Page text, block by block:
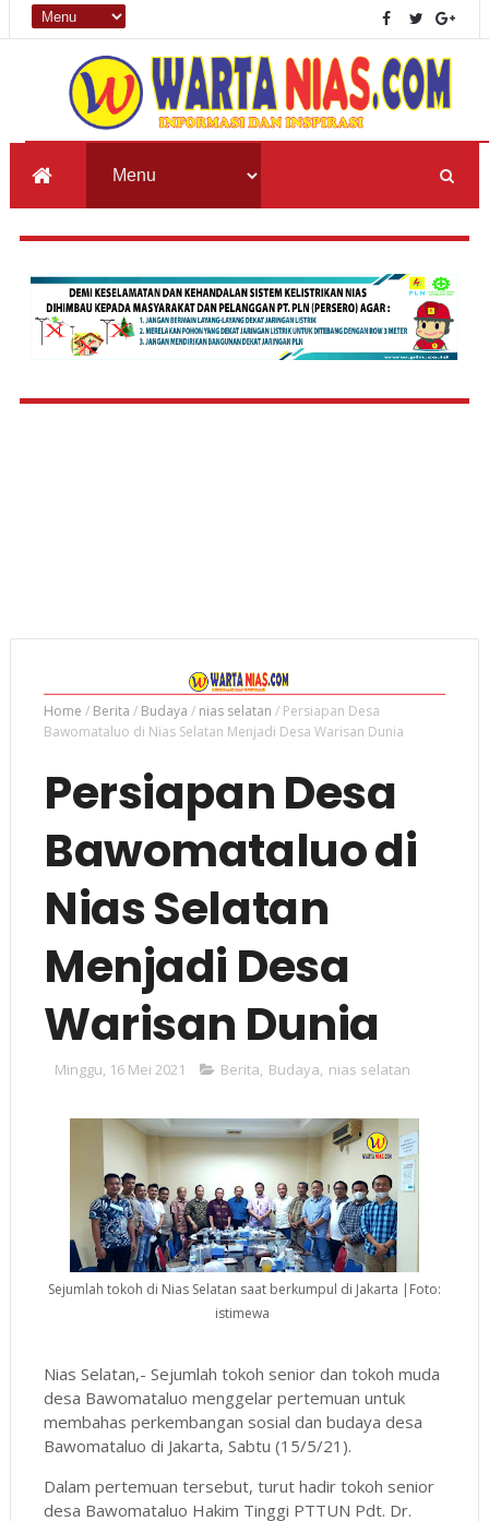
Home / Berita / Budaya / nias selatan / Persiapan Desa
Bawomataluo di Nias Selatan Menjadi Desa Warisan Dunia
Persiapan Desa
Bawomataluo di
Nias Selatan
Menjadi Desa
Warisan Dunia
Minggu, 16 Mei 2021 Berita, Budaya, nias selatan
Sejumlah tokoh di Nias Selatan saat berkumpul di Jakarta |Foto:
istimewa
Nias Selatan,- Sejumlah tokoh senior dan tokoh muda
desa Bawomataluo menggelar pertemuan untuk
membahas perkembangan sosial dan budaya desa
Bawomataluo di Jakarta, Sabtu (15/5/21).
Dalam pertemuan tersebut, turut hadir tokoh senior
desa Bawomataluo Hakim Tinggi PTTUN Pdt. Dr.